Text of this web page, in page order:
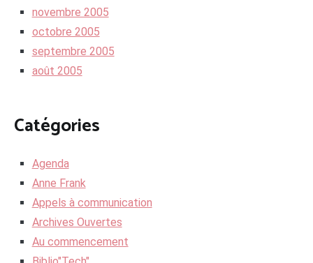
novembre 2005
octobre 2005
septembre 2005
août 2005
Catégories
Agenda
Anne Frank
Appels à communication
Archives Ouvertes
Au commencement